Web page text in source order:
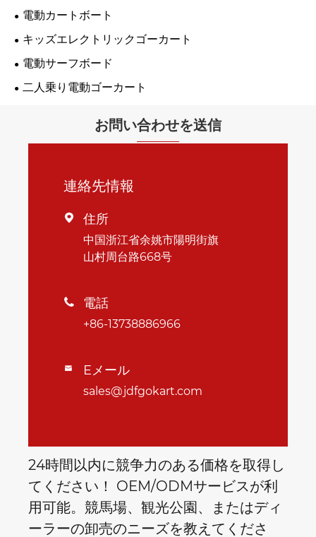
電動カートボート
キッズエレクトリックゴーカート
電動サーフボード
二人乗り電動ゴーカート
お問い合わせを送信
連絡先情報
 住所
中国浙江省余姚市陽明街旗
山村周台路668号
 電話
+86-13738886966
 Eメール
sales@jdfgokart.com
24時間以内に競争力のある価格を取得し
てください！ OEM/ODMサービスが利
用可能。競馬場、観光公園、またはディ
ーラーの卸売のニーズを教えてくださ